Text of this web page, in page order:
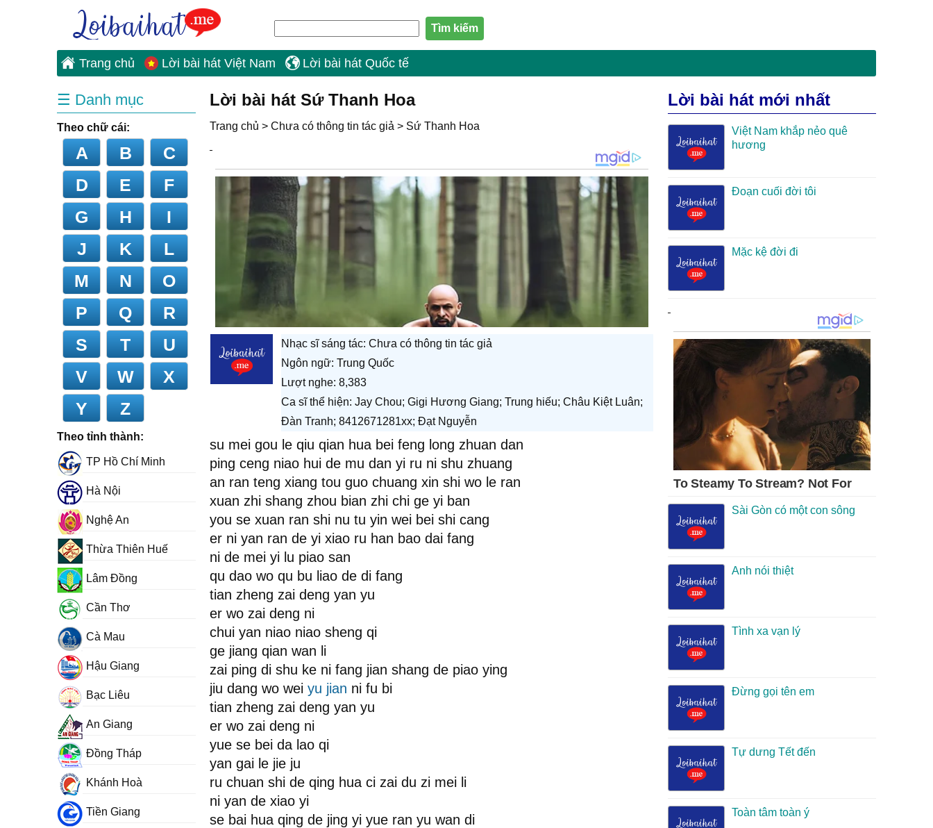
Trang chủ Lời bài hát Việt Nam Lời bài hát Quốc tế
Lời bài hát Sứ Thanh Hoa
Trang chủ > Chưa có thông tin tác giả > Sứ Thanh Hoa
Nhạc sĩ sáng tác: Chưa có thông tin tác giả
Ngôn ngữ: Trung Quốc
Lượt nghe: 8,383
Ca sĩ thể hiện: Jay Chou; Gigi Hương Giang; Trung hiếu; Châu Kiệt Luân;
Đàn Tranh; 8412671281xx; Đạt Nguyễn
su mei gou le qiu qian hua bei feng long zhuan dan
ping ceng niao hui de mu dan yi ru ni shu zhuang
an ran teng xiang tou guo chuang xin shi wo le ran
xuan zhi shang zhou bian zhi chi ge yi ban
you se xuan ran shi nu tu yin wei bei shi cang
er ni yan ran de yi xiao ru han bao dai fang
ni de mei yi lu piao san
qu dao wo qu bu liao de di fang
tian zheng zai deng yan yu
er wo zai deng ni
chui yan niao niao sheng qi
ge jiang qian wan li
zai ping di shu ke ni fang jian shang de piao ying
jiu dang wo wei yu jian ni fu bi
tian zheng zai deng yan yu
er wo zai deng ni
yue se bei da lao qi
yan gai le jie ju
ru chuan shi de qing hua ci zai du zi mei li
ni yan de xiao yi
se bai hua qing de jing yi yue ran yu wan di
Lời bài hát mới nhất
Việt Nam khắp nẻo quê
hương
Đoạn cuối đời tôi
Mặc kệ đời đi
Sài Gòn có một con sông
Anh nói thiệt
Tình xa vạn lý
Đừng gọi tên em
Tự dưng Tết đến
Toàn tâm toàn ý
☰ Danh mục
Theo chữ cái:
A B
C
D
E
F
G
H
I
J
K
L
M
N
O
P
Q
R
S
T
U
V
W
X
Y
Z
Theo tỉnh thành:
TP Hồ Chí Minh
Hà Nội
Nghệ An
Thừa Thiên Huế
Lâm Đồng
Cần Thơ
Cà Mau
Hậu Giang
Bạc Liêu
An Giang
Đồng Tháp
Khánh Hoà
Tiền Giang